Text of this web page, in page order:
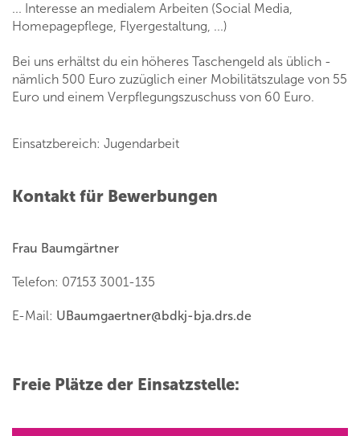
... Interesse an medialem Arbeiten (Social Media,
Homepagepflege, Flyergestaltung, ...)
Bei uns erhältst du ein höheres Taschengeld als üblich -
nämlich 500 Euro zuzüglich einer Mobilitätszulage von 55
Euro und einem Verpflegungszuschuss von 60 Euro.
Einsatzbereich: Jugendarbeit
Kontakt für Bewerbungen
Frau Baumgärtner
Telefon: 07153 3001-135
E-Mail: UBaumgaertner@bdkj-bja.drs.de
Freie Plätze der Einsatzstelle: